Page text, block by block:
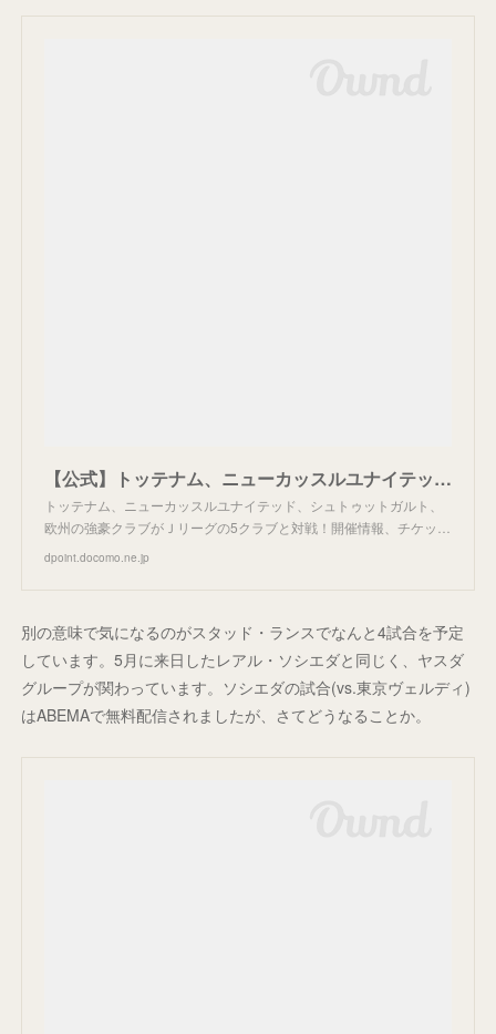
【公式】トッテナム、ニューカッスルユナイテッド、シュトゥットガルト、欧州の強豪クラブが来日！ 明治安田Ｊリーグワールドチャレンジ２０２４ powered by docomo
トッテナム、ニューカッスルユナイテッド、シュトゥットガルト、
欧州の強豪クラブがＪリーグの5クラブと対戦！開催情報、チケッ…
dpoint.docomo.ne.jp
別の意味で気になるのがスタッド・ランスでなんと4試合を予定
しています。5月に来日したレアル・ソシエダと同じく、ヤスダ
グループが関わっています。ソシエダの試合(vs.東京ヴェルディ)
はABEMAで無料配信されましたが、さてどうなることか。